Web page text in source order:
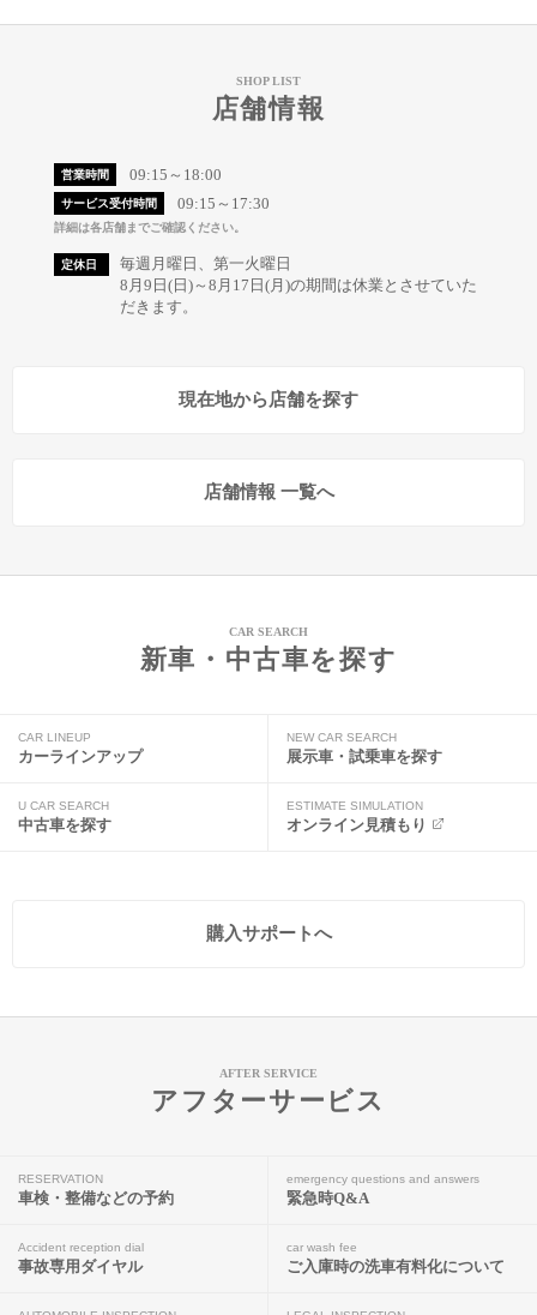
SHOP LIST
店舗情報
営業時間 09:15～18:00
サービス受付時間 09:15～17:30
詳細は各店舗までご確認ください。
定休日
毎週月曜日、第一火曜日
8月9日(日)～8月17日(月)の期間は休業とさせていた
だきます。
現在地から店舗を探す
店舗情報 一覧へ
CAR SEARCH
新車・中古車を探す
CAR LINEUP
カーラインアップ
NEW CAR SEARCH
展示車・試乗車を探す
U CAR SEARCH
中古車を探す
ESTIMATE SIMULATION
オンライン見積もり
購入サポートへ
AFTER SERVICE
アフターサービス
RESERVATION
車検・整備などの予約
emergency questions and answers
緊急時Q&A
Accident reception dial
事故専用ダイヤル
car wash fee
ご入庫時の洗車有料化について